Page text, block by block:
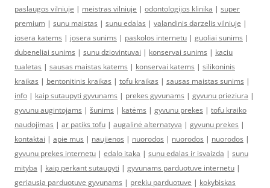
paslaugos vilniuje | meistras vilniuje | odontologijos klinika | super
premium | sunu maistas | sunu edalas | valandinis darzelis vilniuje |
josera katems | josera sunims | paskolos internetu | guoliai sunims |
dubeneliai sunims | sunu dziovintuvai | konservai sunims | kaciu
tualetas | sausas maistas katems | konservai katems | silikoninis
kraikas | bentonitinis kraikas | tofu kraikas | sausas maistas sunims |
info | kaip sutaupyti gyvunams | prekes gyvunams | gyvunu prieziura |
gyvunu augintojams | šunims | katėms | gyvunu prekes | tofu kraiko
naudojimas | ar patiks tofu | augalinė alternatyva | gyvunu prekes |
kontaktai | apie mus | naujienos | nuorodos | nuorodos | nuorodos |
gyvunu prekes internetu | edalo itaka | sunu edalas ir isvaizda | sunu
mityba | kaip perkant sutaupyti | gyvunams parduotuve internetu |
geriausia parduotuve gyvunams | prekiu parduotuve | kokybiskas